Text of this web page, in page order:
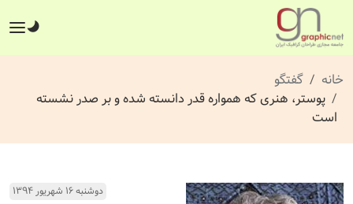
خانه
گفتگو
پوستر، هنری که همواره قدر دانسته شده و بر صدر نشسته
است
دوشنبه ۱۶ شهریور ۱۳۹۴